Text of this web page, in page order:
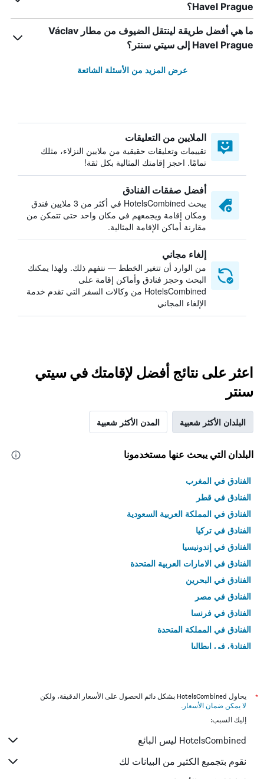
Havel Prague؟
ما هي أفضل طريقة لينتقل الضيوف من مطار Václav
Havel Prague إلى سيتي سنتر؟
عرض المزيد من الأسئلة الشائعة
الملايين من التعليقات
تقييمات وتعليقات حقيقية من ملايين النزلاء، مثلك
تمامًا. احجز إقامتك المثالية بكل ثقة!
أفضل صفقات الفنادق
يبحث HotelsCombined في أكثر من 3 ملايين فندق
ومكان إقامة ويجمعهم في مكان واحد حتى تتمكن من
مقارنة أماكن الإقامة المثالية.
إلغاء مجاني
من الوارد أن تتغير الخطط — نتفهم ذلك. ولهذا يمكنك
البحث وحجز فنادق وأماكن إقامة على
HotelsCombined من وكالات السفر التي تقدم خدمة
الإلغاء المجاني
اعثر على نتائج أفضل لإقامتك في سيتي
سنتر
البلدان الأكثر شعبية المدن الأكثر شعبية
البلدان التي يبحث عنها مستخدمونا
الفنادق في المغرب
الفنادق في قطر
الفنادق في المملكة العربية السعودية
الفنادق في تركيا
الفنادق في إندونيسيا
الفنادق في الامارات العربية المتحدة
الفنادق في البحرين
الفنادق في مصر
الفنادق في فرنسا
الفنادق في المملكة المتحدة
الفنادق في إيطاليا
*
يحاول HotelsCombined بشكل دائم الحصول على الأسعار الدقيقة، ولكن
لا يمكن ضمان الأسعار .
إليك السبب:
HotelsCombined ليس البائع
نقوم بتجميع الكثير من البيانات لك